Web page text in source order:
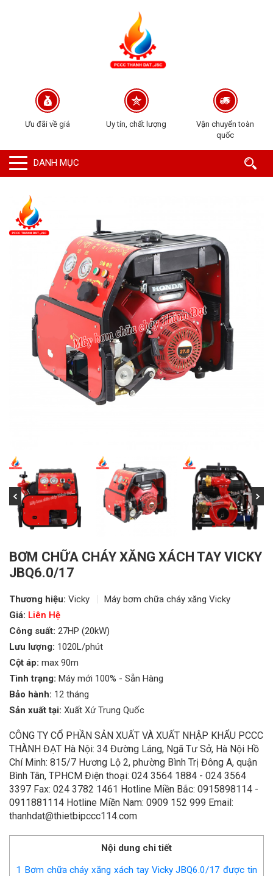
Ưu đãi về giá Uy tín, chất lượng
Vận chuyển toàn
quốc
DANH MỤC
BƠM CHỮA CHÁY XĂNG XÁCH TAY VICKY
JBQ6.0/17
Thương hiệu: Vicky
Máy bơm chữa cháy xăng Vicky
Giá: Liên Hệ
Công suất: 27HP (20kW)
Lưu lượng: 1020L/phút
Cột áp: max 90m
Tình trạng: Máy mới 100% - Sẵn Hàng
Bảo hành: 12 tháng
Sản xuất tại: Xuất Xứ Trung Quốc
CÔNG TY CỔ PHẦN SẢN XUẤT VÀ XUẤT NHẬP KHẨU PCCC
THÀNH ĐẠT Hà Nội: 34 Đường Láng, Ngã Tư Sở, Hà Nội Hồ
Chí Minh: 815/7 Hương Lộ 2, phường Bình Trị Đông A, quận
Bình Tân, TPHCM Điện thoại: 024 3564 1884 - 024 3564
3397 Fax: 024 3782 1461 Hotline Miền Bắc: 0915898114 -
0911881114 Hotline Miền Nam: 0909 152 999 Email:
thanhdat@thietbipccc114.com
Nội dung chi tiết
1 Bơm chữa cháy xăng xách tay Vicky JBQ6.0/17 được tin